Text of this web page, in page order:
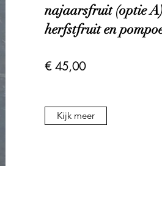
najaarsfruit (optie
herfstfruit en
€ 45,00
Kijk meer